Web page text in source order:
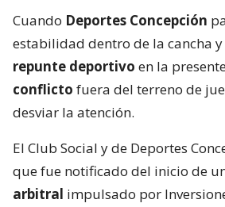
Cuando Deportes Concepción
estabilidad dentro de la cancha
repunte deportivo en la
conflicto fuera del terreno de
desviar la atención.
El Club Social y de Deportes
que fue notificado del inicio de
arbitral impulsado por